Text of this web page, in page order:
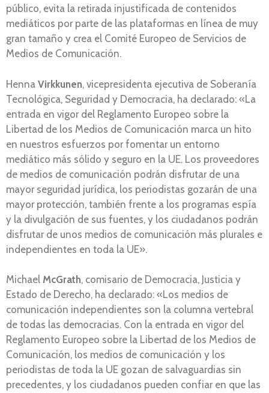
público, evita la retirada injustificada de contenidos
mediáticos por parte de las plataformas en línea de muy
gran tamaño y crea el Comité Europeo de Servicios de
Medios de Comunicación.
Henna Virkkunen, vicepresidenta ejecutiva de Soberanía
Tecnológica, Seguridad y Democracia, ha declarado: «La
entrada en vigor del Reglamento Europeo sobre la
Libertad de los Medios de Comunicación marca un hito
en nuestros esfuerzos por fomentar un entorno
mediático más sólido y seguro en la UE. Los proveedores
de medios de comunicación podrán disfrutar de una
mayor seguridad jurídica, los periodistas gozarán de una
mayor protección, también frente a los programas espía
y la divulgación de sus fuentes, y los ciudadanos podrán
disfrutar de unos medios de comunicación más plurales e
independientes en toda la UE».
Michael McGrath, comisario de Democracia, Justicia y
Estado de Derecho, ha declarado: «Los medios de
comunicación independientes son la columna vertebral
de todas las democracias. Con la entrada en vigor del
Reglamento Europeo sobre la Libertad de los Medios de
Comunicación, los medios de comunicación y los
periodistas de toda la UE gozan de salvaguardias sin
precedentes, y los ciudadanos pueden confiar en que las